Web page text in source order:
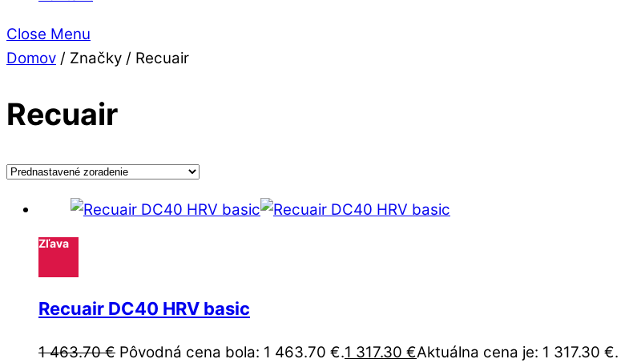
Close Menu
Domov / Značky / Recuair
Recuair
Zľava
Recuair DC40 HRV basic
1 463.70€ Pôvodná cena bola: 1 463.70 €.1 317.30 €Aktuálna cena je: 1 317.30 €.